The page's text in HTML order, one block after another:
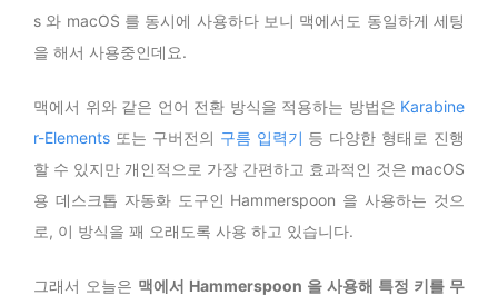
s 와 macOS 를 동시에 사용하다 보니 맥에서도 동일하게 세팅
을 해서 사용중인데요.
맥에서 위와 같은 언어 전환 방식을 적용하는 방법은 Karabine
r-Elements 또는 구버전의 구름 입력기 등 다양한 형태로 진행
할 수 있지만 개인적으로 가장 간편하고 효과적인 것은 macOS
용 데스크톱 자동화 도구인 Hammerspoon 을 사용하는 것으
로, 이 방식을 꽤 오래도록 사용 하고 있습니다.
그래서 오늘은 맥에서 Hammerspoon 을 사용해 특정 키를 무